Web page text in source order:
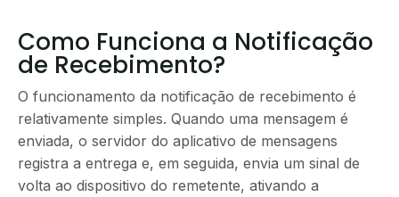
Como Funciona a Notificação
de Recebimento?
O funcionamento da notificação de recebimento é
relativamente simples. Quando uma mensagem é
enviada, o servidor do aplicativo de mensagens
registra a entrega e, em seguida, envia um sinal de
volta ao dispositivo do remetente, ativando a